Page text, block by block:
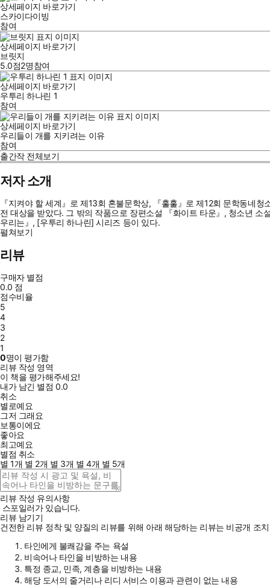
상세페이지 바로가기
스카이다이빙
참여
상세페이지 바로가기
브릿지
5.0점2명참여
상세페이지 바로가기
우투리 하나린 1
참여
상세페이지 바로가기
우리들이 개를 지키려는 이유
참여
출간작 전체보기
저자 소개
『지켜야 할 세계』로 제13회 혼불문학상, 『훌훌』로 제12회 문학동네
전 대상을 받았다. 그 밖의 작품으로 장편소설 『화이트 타운』, 청소년
우리는』, [우투리 하나린] 시리즈 등이 있다.
펼쳐보기
리뷰
구매자 별점
0.0 점
점수비율
5
4
3
2
1
0명이 평가함
리뷰 작성 영역
이 책을 평가해주세요!
내가 남긴 별점0.0
취소
별로예요
그저 그래요
보통이에요
좋아요
최고예요
별점 취소
별 1개 별 2개 별 3개 별 4개 별 5개
리뷰 작성 유의사항
스포일러가 있습니다.
리뷰 남기기
건전한 리뷰 정착 및 양질의 리뷰를 위해 아래 해당하는 리뷰는 비공개 조
타인에게 불쾌감을 주는 욕설
비속어나 타인을 비방하는 내용
특정 종교, 민족, 계층을 비방하는 내용
해당 도서의 줄거리나 리디 서비스 이용과 관련이 없는 내용